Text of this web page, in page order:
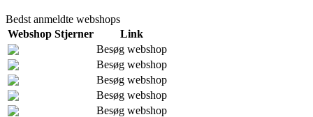
Bedst anmeldte webshops
Webshop Stjerner
Link
Besøg webshop
Besøg webshop
Besøg webshop
Besøg webshop
Besøg webshop